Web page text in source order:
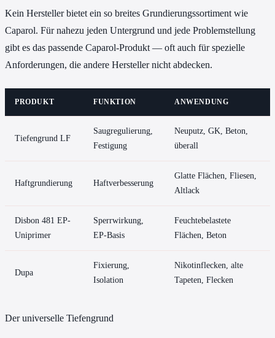
Kein Hersteller bietet ein so breites Grundierungssortiment wie
Caparol. Für nahezu jeden Untergrund und jede Problemstellung
gibt es das passende Caparol-Produkt — oft auch für spezielle
Anforderungen, die andere Hersteller nicht abdecken.
PRODUKT FUNKTION ANWENDUNG
Tiefengrund LF
Saugregulierung,
Festigung
Neuputz, GK, Beton,
überall
Haftgrundierung Haftverbesserung
Glatte Flächen, Fliesen,
Altlack
Disbon 481 EP-
Uniprimer
Sperrwirkung,
EP-Basis
Feuchtebelastete
Flächen, Beton
Dupa
Fixierung,
Isolation
Nikotinflecken, alte
Tapeten, Flecken
Der universelle Tiefengrund